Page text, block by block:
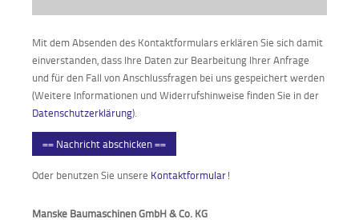
Mit dem Absenden des Kontaktformulars erklären Sie sich damit
einverstanden, dass Ihre Daten zur Bearbeitung Ihrer Anfrage
und für den Fall von Anschlussfragen bei uns gespeichert werden
(Weitere Informationen und Widerrufshinweise finden Sie in der
Datenschutzerklärung).
== Nachricht abschicken ==
Oder benutzen Sie unsere Kontaktformular!
Manske Baumaschinen GmbH & Co. KG